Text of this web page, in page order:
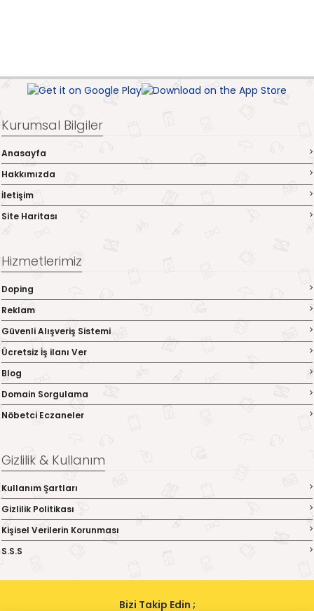
Kurumsal Bilgiler
Anasayfa
Hakkımızda
İletişim
Site Haritası
Hizmetlerimiz
Doping
Reklam
Güvenli Alışveriş Sistemi
Ücretsiz İş ilanı Ver
Blog
Domain Sorgulama
Nöbetci Eczaneler
Gizlilik & Kullanım
Kullanım Şartları
Gizlilik Politikası
Kişisel Verilerin Korunması
S.S.S
Bizi Takip Edin ;